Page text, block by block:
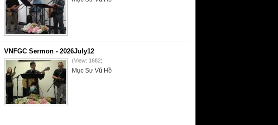
VNFGC Sermon - 2026July12
(View: 1682)
Mục Sư Vũ Hồ